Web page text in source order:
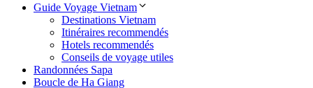
Guide Voyage Vietnam
Destinations Vietnam
Itinéraires recommendés
Hotels recommendés
Conseils de voyage utiles
Randonnées Sapa
Boucle de Ha Giang